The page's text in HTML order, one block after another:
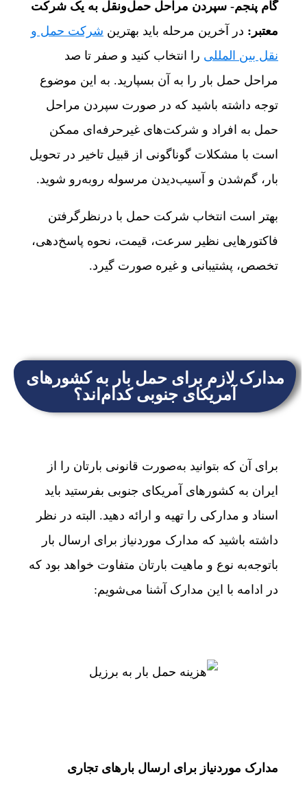
گام پنجم- سپردن مراحل حمل‌ونقل به یک شرکت
معتبر: در آخرین مرحله باید بهترین شرکت حمل‌ و
نقل بین‌ المللی را انتخاب کنید و صفر تا صد
مراحل حمل بار را به آن بسپارید. به این موضوع
توجه داشته باشید که در صورت سپردن مراحل
حمل به افراد و شرکت‌های غیرحرفه‌ای ممکن
است با مشکلات گوناگونی از قبیل تاخیر در تحویل
بار، گم‌شدن و آسیب‌دیدن مرسوله روبه‌رو شوید.
بهتر است انتخاب شرکت حمل با درنظرگرفتن
فاکتورهایی نظیر سرعت، قیمت، نحوه پاسخ‌دهی،
تخصص، پشتیبانی و غیره صورت گیرد.
مدارک لازم برای حمل بار به کشورهای
آمریکای جنوبی کدام‌اند؟
برای آن که بتوانید به‌صورت قانونی بارتان را از
ایران به کشورهای آمریکای جنوبی بفرستید باید
اسناد و مدارکی را تهیه و ارائه دهید. البته در نظر
داشته باشید که مدارک موردنیاز برای ارسال بار
باتوجه‌به نوع و ماهیت بارتان متفاوت خواهد بود که
در ادامه با این مدارک آشنا می‌شویم:
مدارک موردنیاز برای ارسال بارهای تجاری